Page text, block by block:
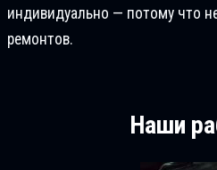
индивидуально — потому что
ремонтов.
Наши